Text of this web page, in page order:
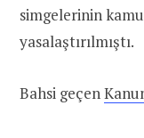
simgelerinin
yasalaştırılmıştı.
Bahsi geçen